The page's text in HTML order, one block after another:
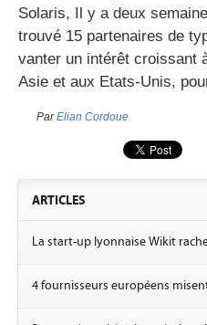
Solaris, Il y a deux
trouvé 15 partenaires de
vanter un intérêt croissant
Asie et aux Etats-Unis,
ParElian Cordoue
ARTICLES
La start-up lyonnaise Wikit
4 fournisseurs européens